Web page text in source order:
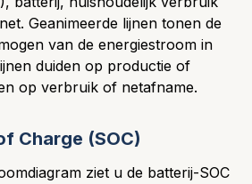
Geanimeerde lijnen tonen de
van de energiestroom in
duiden op productie of
op verbruik of netafname.
Charge (SOC)
ziet u de batterij-SOC